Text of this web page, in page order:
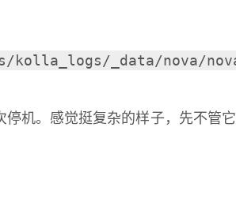
_data/nova/
机。感觉挺复杂的样子，先不管它